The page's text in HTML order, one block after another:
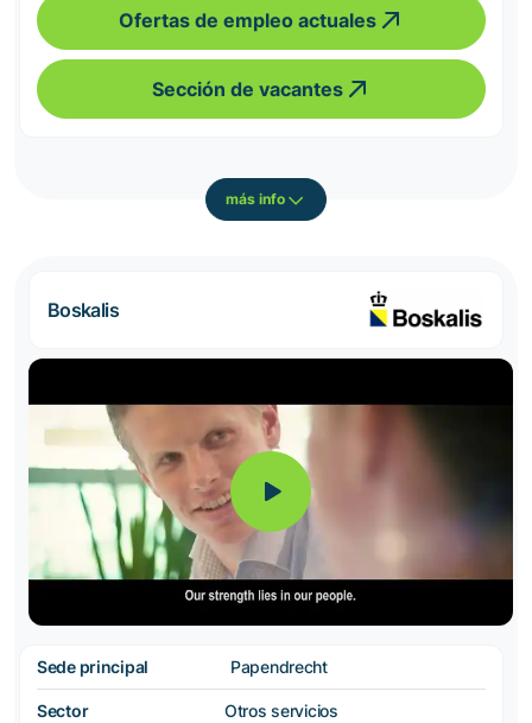
Ofertas de empleo actuales
Sección de vacantes
más info
Boskalis
Sede principal Papendrecht
Sector Otros servicios